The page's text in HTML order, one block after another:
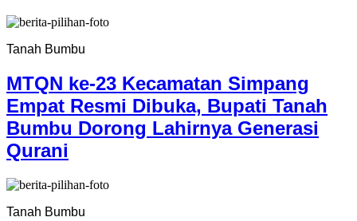
Tanah Bumbu
MTQN ke-23 Kecamatan Simpang
Empat Resmi Dibuka, Bupati Tanah
Bumbu Dorong Lahirnya Generasi
Qurani
Tanah Bumbu